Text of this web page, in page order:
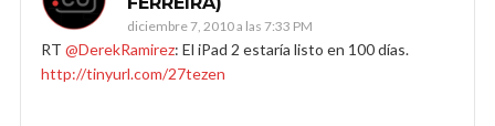
diciembre 7, 2010 a las 7:33 PM
RT @DerekRamirez: El iPad 2 estaría listo en 100 días.
http://tinyurl.com/27tezen